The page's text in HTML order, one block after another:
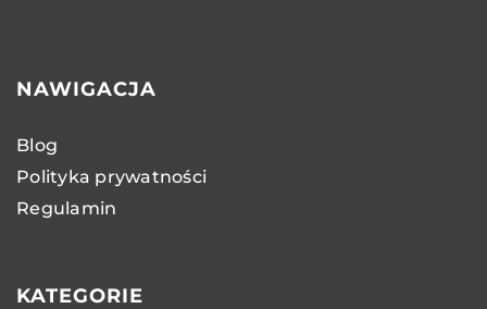
NAWIGACJA
Blog
Polityka prywatności
Regulamin
KATEGORIE